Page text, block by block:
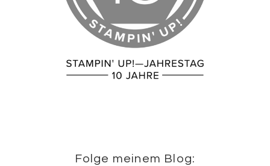
Folge meinem Blog: